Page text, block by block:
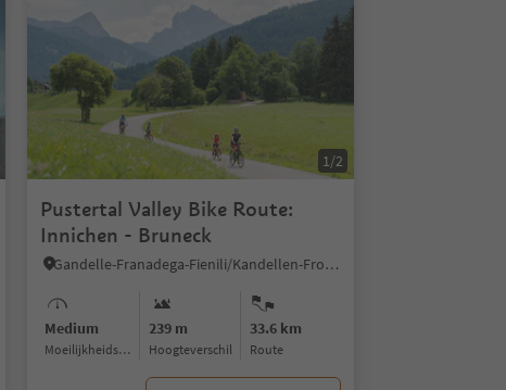
1/2
Pustertal Valley Bike Route:
Innichen - Bruneck
Gandelle-Franadega-Fienili/Kandellen-Frondeigen-Stadlern, Bruneck/Brunico, Dolomites Region Kronplatz/Plan de Corones
Medium
Moeilijkheidsgraad
239 m
Hoogteverschil
33.6 km
Route